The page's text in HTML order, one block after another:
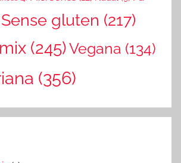
Sense gluten (217)
(245)Vegana (134)
(356)